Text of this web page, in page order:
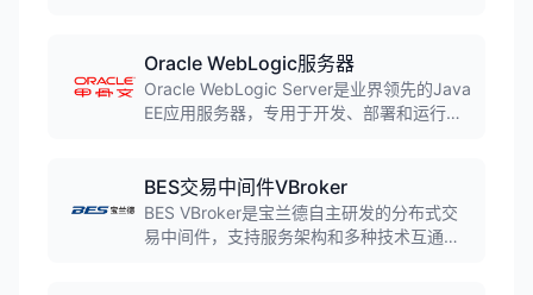
坚实的底层架构支撑。
Oracle WebLogic服务器
Oracle WebLogic Server是业界领先的Java
EE应用服务器，专用于开发、部署和运行企
署，是企业级Java应用的首选平台。
BES交易中间件VBroker
BES VBroker是宝兰德自主研发的分布式交
易中间件，支持服务架构和多种技术互通，